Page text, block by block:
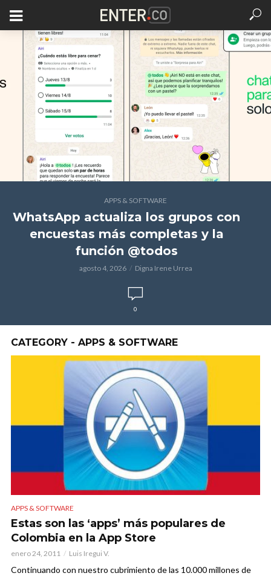
APPS & SOFTWARE
WhatsApp actualiza los grupos con
encuestas más completas y la
función @todos
agosto 4, 2026 Digna Irene Urrea
0
CATEGORY - APPS & SOFTWARE
APPS & SOFTWARE
Estas son las ‘apps’ más populares de
Colombia en la App Store
enero 24, 2011 Luis Iregui V.
Continuando con nuestro cubrimiento de las 10.000 millones de